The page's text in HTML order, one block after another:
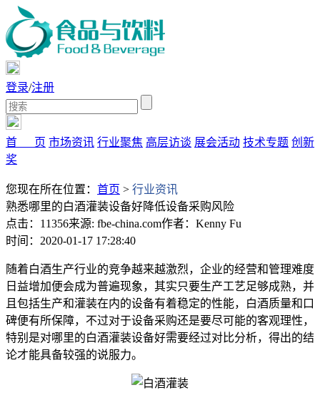
登录/注册
首 页 市场资讯 行业聚焦 高层访谈 展会活动 技术专题 创新
奖
您现在所在位置： 首页 > 行业资讯
熟悉哪里的白酒灌装设备好降低设备采购风险
点击：11356来源: fbe-china.com作者：Kenny Fu
时间：2020-01-17 17:28:40
随着白酒生产行业的竞争越来越激烈，企业的经营和管理难度
日益增加便会成为普遍现象，其实只要生产工艺足够成熟，并
且包括生产和灌装在内的设备有着稳定的性能，白酒质量和口
碑便有所保障，不过对于设备采购还是要尽可能的客观理性，
特别是对哪里的白酒灌装设备好需要经过对比分析，得出的结
论才能具备较强的说服力。